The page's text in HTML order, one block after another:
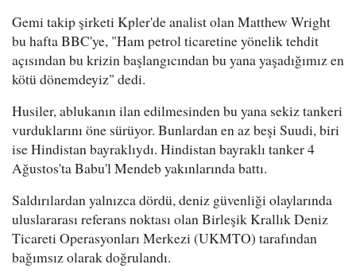
Gemi takip şirketi Kpler'de analist olan Matthew Wright
bu hafta BBC'ye, "Ham petrol ticaretine yönelik tehdit
açısından bu krizin başlangıcından bu yana yaşadığımız en
kötü dönemdeyiz" dedi.
Husiler, ablukanın ilan edilmesinden bu yana sekiz tankeri
vurduklarını öne sürüyor. Bunlardan en az beşi Suudi, biri
ise Hindistan bayraklıydı. Hindistan bayraklı tanker 4
Ağustos'ta Babu'l Mendeb yakınlarında battı.
Saldırılardan yalnızca dördü, deniz güvenliği olaylarında
uluslararası referans noktası olan Birleşik Krallık Deniz
Ticareti Operasyonları Merkezi (UKMTO) tarafından
bağımsız olarak doğrulandı.